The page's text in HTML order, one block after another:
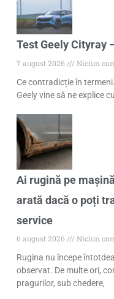
Test Geely Cityray
7 august 2026
Niciun
Ce contradicție în
Geely vine să ne explice
Ai rugină pe
arată dacă o poți
service
6 august 2026
Niciun
Rugina nu începe
observat. De multe ori,
pragurilor, sub chedere,